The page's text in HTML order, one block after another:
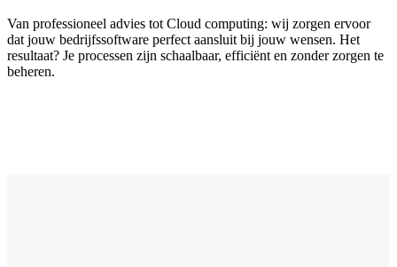
Van professioneel advies tot Cloud computing: wij zorgen ervoor
dat jouw bedrijfssoftware perfect aansluit bij jouw wensen. Het
resultaat? Je processen zijn schaalbaar, efficiënt en zonder zorgen te
beheren.